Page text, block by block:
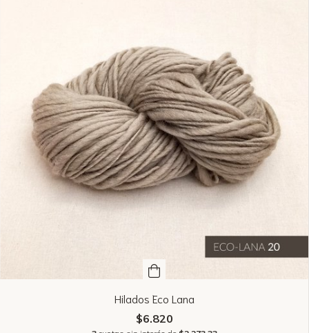
Hilados Eco Lana
$6.820